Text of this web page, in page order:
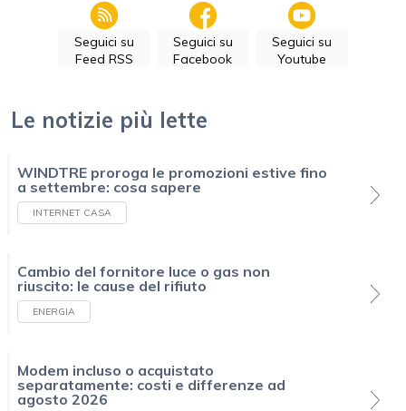
Seguici su
Feed RSS
Seguici su
Facebook
Seguici su
Youtube
Le notizie più lette
WINDTRE proroga le promozioni estive fino
a settembre: cosa sapere
INTERNET CASA
Cambio del fornitore luce o gas non
riuscito: le cause del rifiuto
ENERGIA
Modem incluso o acquistato
separatamente: costi e differenze ad
agosto 2026